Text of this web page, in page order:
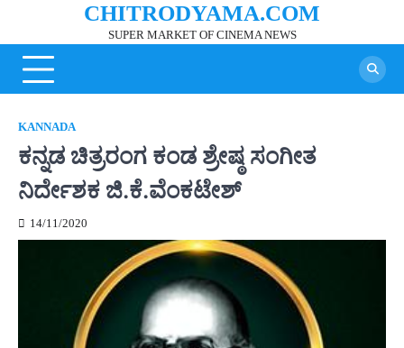
content
CHITRODYAMA.COM
SUPER MARKET OF CINEMA NEWS
KANNADA
ಕನ್ನಡ ಚಿತ್ರರಂಗ ಕಂಡ ಶ್ರೇಷ್ಠ ಸಂಗೀತ
ನಿರ್ದೇಶಕ ಜಿ.ಕೆ.ವೆಂಕಟೇಶ್
14/11/2020